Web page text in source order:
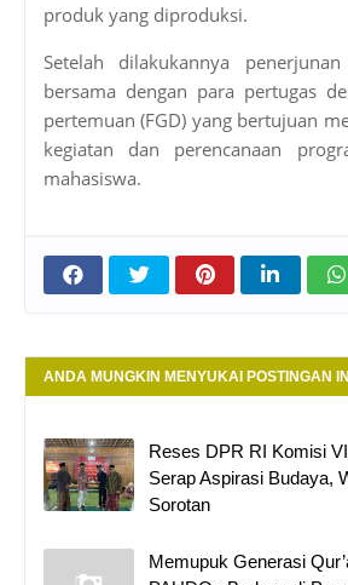
produk yang diproduksi.
Setelah dilakukannya
bersama dengan para pertugas
pertemuan (FGD) yang bertujuan
kegiatan dan perencanaan
mahasiswa.
ANDA MUNGKIN MENYUKAI POSTINGAN
Reses DPR RI Komisi
Serap Aspirasi Budaya,
Sorotan
Memupuk Generasi